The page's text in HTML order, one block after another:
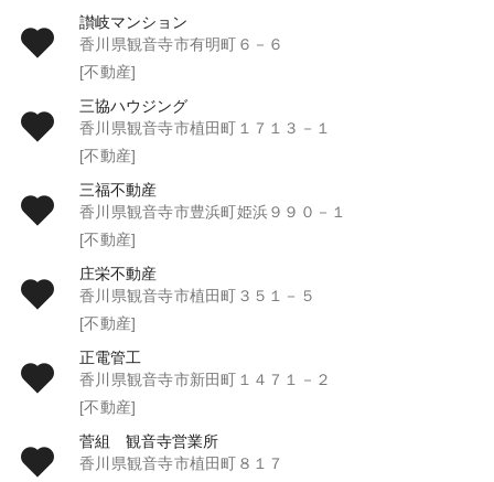
讃岐マンション
香川県観音寺市有明町６－６
[不動産]
三協ハウジング
香川県観音寺市植田町１７１３－１
[不動産]
三福不動産
香川県観音寺市豊浜町姫浜９９０－１
[不動産]
庄栄不動産
香川県観音寺市植田町３５１－５
[不動産]
正電管工
香川県観音寺市新田町１４７１－２
[不動産]
菅組 観音寺営業所
香川県観音寺市植田町８１７